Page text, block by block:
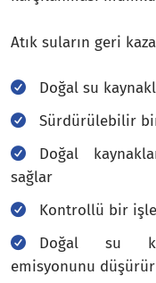
Atık suların geri
Doğal su
Sürdürülebilir
Doğal
sağlar
Kontrollü bir
Doğal su
emisyonunu düşürür